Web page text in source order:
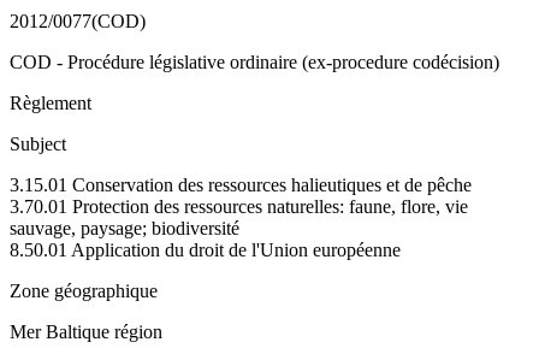
2012/0077(COD)
COD - Procédure législative ordinaire (ex-procedure codécision)
Règlement
Subject
3.15.01 Conservation des ressources halieutiques et de pêche
3.70.01 Protection des ressources naturelles: faune, flore, vie
sauvage, paysage; biodiversité
8.50.01 Application du droit de l'Union européenne
Zone géographique
Mer Baltique région